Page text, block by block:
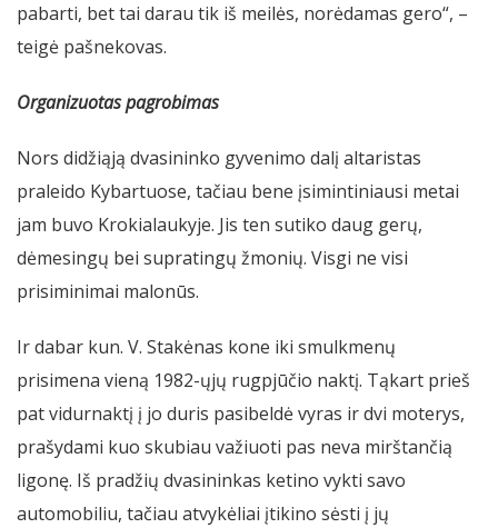
pabarti, bet tai darau tik iš meilės, norėdamas gero“, –
teigė pašnekovas.
Organizuotas pagrobimas
Nors didžiąją dvasininko gyvenimo dalį altaristas
praleido Kybartuose, tačiau bene įsimintiniausi metai
jam buvo Krokialaukyje. Jis ten sutiko daug gerų,
dėmesingų bei supratingų žmonių. Visgi ne visi
prisiminimai malonūs.
Ir dabar kun. V. Stakėnas kone iki smulkmenų
prisimena vieną 1982-ųjų rugpjūčio naktį. Tąkart prieš
pat vidurnaktį į jo duris pasibeldė vyras ir dvi moterys,
prašydami kuo skubiau važiuoti pas neva mirštančią
ligonę. Iš pradžių dvasininkas ketino vykti savo
automobiliu, tačiau atvykėliai įtikino sėsti į jų